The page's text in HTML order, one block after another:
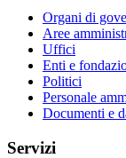
Organi di
Aree
Uffici
Enti e
Politici
Personale
Documenti e
Servizi